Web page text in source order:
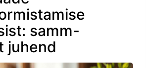
samm-
juhend